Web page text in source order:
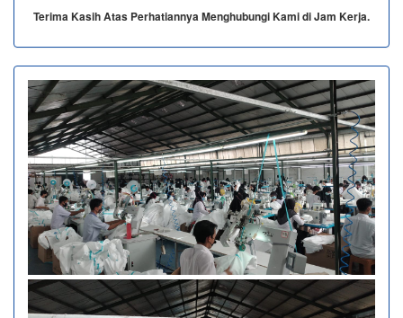
Terima Kasih Atas Perhatiannya Menghubungi Kami di Jam Kerja.